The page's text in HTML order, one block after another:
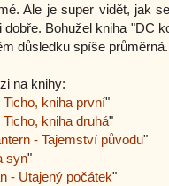
Ale je super vidět, jak
Bohužel kniha "DC
důsledku spíše průměrná.
na knihy:
kniha první"
kniha druhá"
- Tajemství původu"
syn"
- Utajený počátek"